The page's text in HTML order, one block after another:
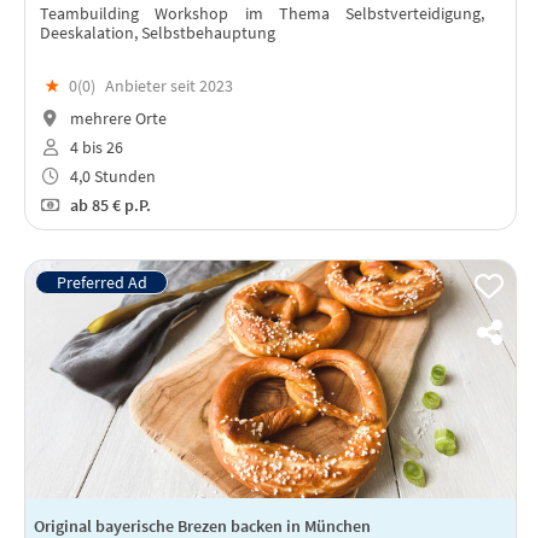
Teambuilding Workshop im Thema Selbstverteidigung,
Deeskalation, Selbstbehauptung
★ 0(0) Anbieter seit 2023
mehrere Orte
4 bis 26
4,0 Stunden
ab85 € p.P.
Original bayerische Brezen backen in München